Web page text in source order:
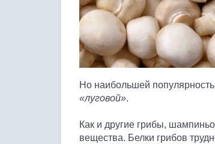
Но наибольшей
«луговой».
Как и другие грибы,
вещества. Белки грибов